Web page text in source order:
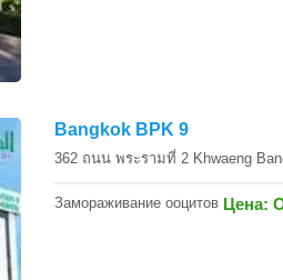
Bangkok BPK 9
362 ถนน พระรามที่ 2 Khwaeng
Замораживание ооцитов Цена: